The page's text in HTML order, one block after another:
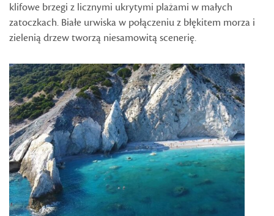
klifowe brzegi z licznymi ukrytymi plażami w małych
zatoczkach. Białe urwiska w połączeniu z błękitem morza i
zielenią drzew tworzą niesamowitą scenerię.